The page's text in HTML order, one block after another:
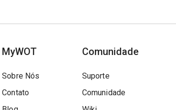
MyWOT
Sobre Nós
Contato
Comunidade
Suporte
Comunidade